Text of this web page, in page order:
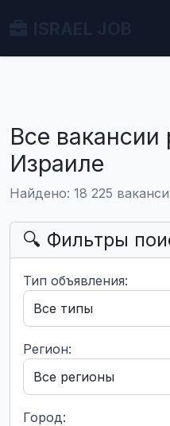
Все вакансии
Израиле
Найдено: 18 225
🔍 Фильтры
Тип объявления:
Регион:
Город: